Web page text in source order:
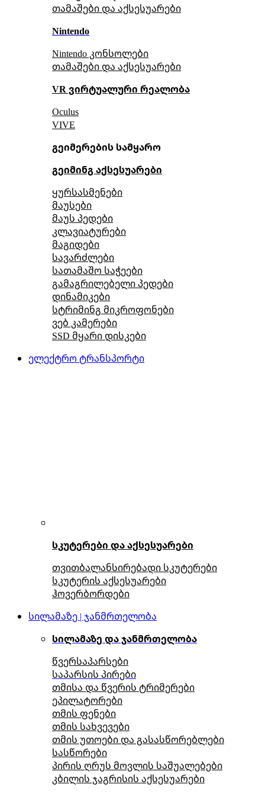
თამაშები და აქსესუარები
Nintendo
Nintendo კონსოლები
თამაშები და აქსესუარები
VR ვირტუალური რეალობა
Oculus
VIVE
გეიმერების სამყარო
გეიმინგ აქსესუარები
ყურსასმენები
მაუსები
მაუს პედები
კლავიატურები
მაგიდები
სავარძლები
სათამაშო საჭეები
გამაგრილებელი პედები
დინამიკები
სტრიმინგ მიკროფონები
ვებ კამერები
SSD მყარი დისკები
ელექტრო ტრანსპორტი
სკუტერები და აქსესუარები
თვითბალანსირებადი სკუტერები
სკუტერის აქსესუარები
ჰოვერბორდები
სილამაზე | ჯანმრთელობა
სილამაზე და ჯანმრთელობა
წვერსაპარსები
საპარსის პირები
თმისა და წვერის ტრიმერები
ეპილატორები
თმის ფენები
თმის სახვევები
თმის უთოები და გასასწორებლები
სასწორები
პირის ღრუს მოვლის საშუალებები
კბილის ჯაგრისის აქსესუარები